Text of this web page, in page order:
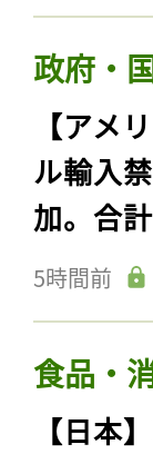
政府・
【アメ
ル輸入
加。合
5時間前
食品・
【日本